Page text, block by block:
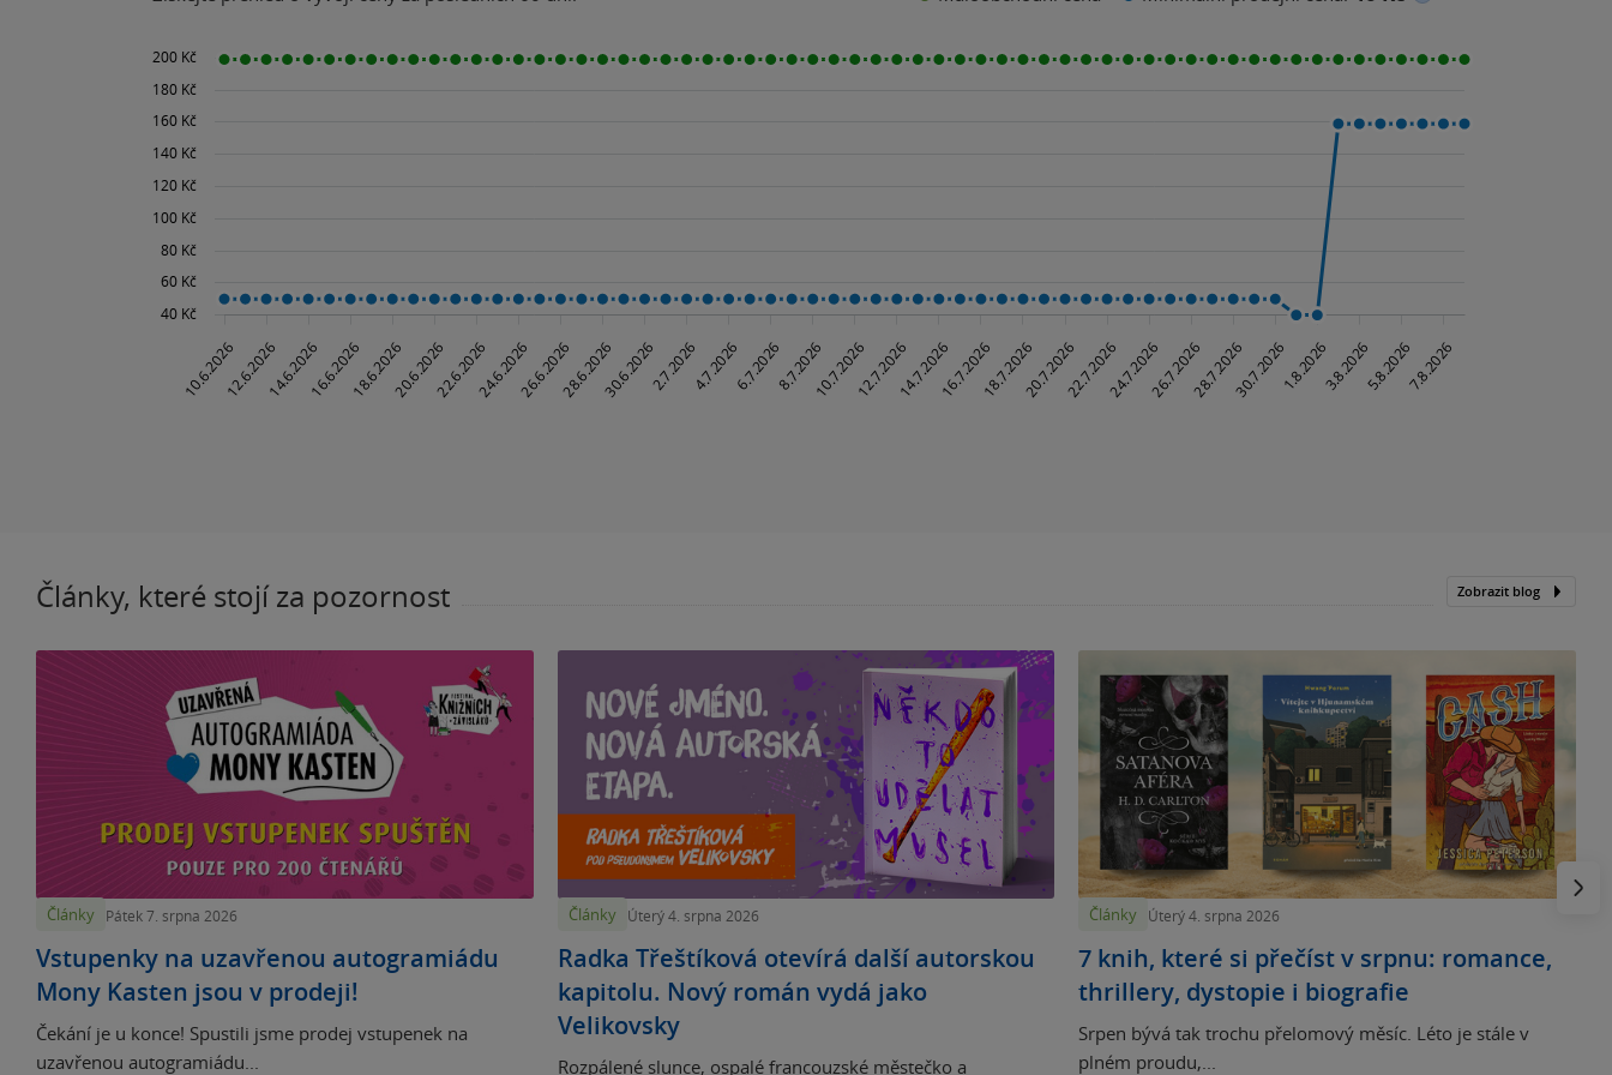
Články, které stojí za pozornost Zobrazit blog
Články Pátek 7. srpna 2026
Vstupenky na uzavřenou autogramiádu
Mony Kasten jsou v prodeji!
Čekání je u konce! Spustili jsme prodej vstupenek na
uzavřenou autogramiádu...
Články Úterý 4. srpna 2026
Radka Třeštíková otevírá další autorskou
kapitolu. Nový román vydá jako
Velikovsky
Rozpálené slunce, ospalé francouzské městečko a
Články Úterý 4. srpna 2026
7 knih, které si přečíst v srpnu: romance,
thrillery, dystopie i biografie
Srpen bývá tak trochu přelomový měsíc. Léto je stále v
plném proudu,...